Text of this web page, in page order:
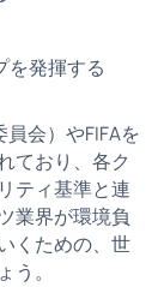
を発揮する
会）やFIFAを
ており、各ク
ティ基準と連
業界が環境負
くための、世
。